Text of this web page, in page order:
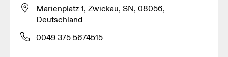
Marienplatz 1, Zwickau, SN, 08056,
Deutschland
0049 375 5674515